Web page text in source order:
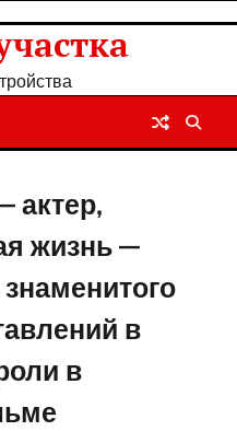
актер,
жизнь —
в
в